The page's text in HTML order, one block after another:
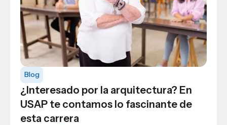
Blog
¿Interesado por la arquitectura? En
USAP te contamos lo fascinante de
esta carrera
Blog
Conoce qué son las ciencias de
comunicación, por qué y para qué
estudiarlas
Blog
Evita el síndrome del impostor a la
hora de estudiar